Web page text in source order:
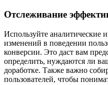
Отслеживание
Используйте аналитические
изменений в поведении
конверсии. Это даст вам
определить, нуждаются ли
доработке. Также важно
пользователей, чтобы